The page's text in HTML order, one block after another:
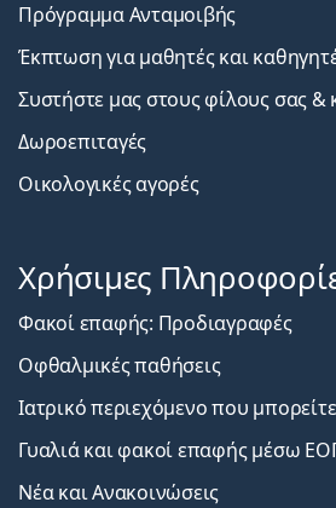
Πρόγραμμα Ανταμοιβής
Έκπτωση για μαθητές και
Συστήστε μας στους φίλους σας &
Δωροεπιταγές
Οικολογικές αγορές
Χρήσιμες
Φακοί επαφής: Προδιαγραφές
Οφθαλμικές παθήσεις
Ιατρικό περιεχόμενο που
Γυαλιά και φακοί επαφής μέσω
Νέα και Ανακοινώσεις